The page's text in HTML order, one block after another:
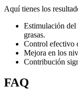
Aquí tienes los
Estimulación del
grasas.
Control efectivo
Mejora en los
Contribución
FAQ